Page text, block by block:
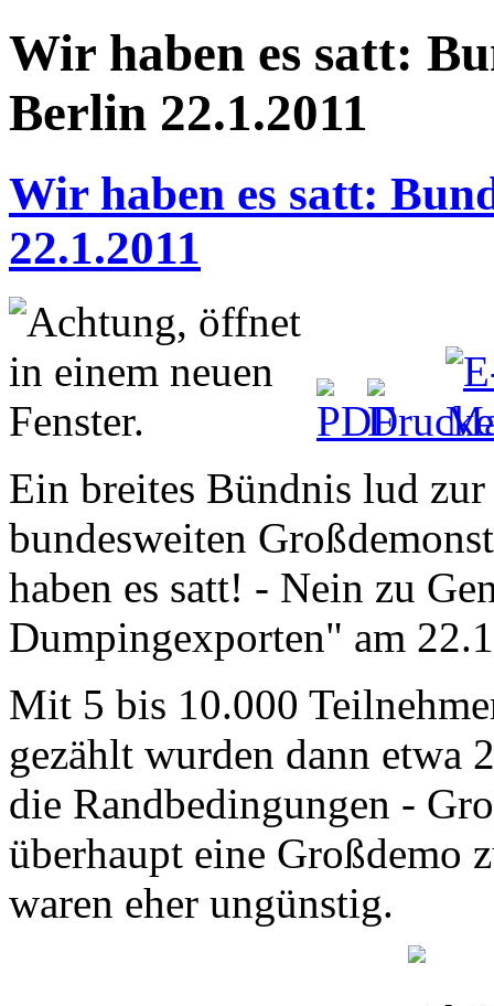
Wir haben es satt:
Berlin 22.1.2011
Wir haben es satt:
22.1.2011
Ein breites Bündnis lud
bundesweiten
haben es satt! - Nein zu
Dumpingexporten" am
Mit 5 bis 10.000
gezählt wurden dann etwa
die Randbedingungen -
überhaupt eine Großdemo
waren eher ungünstig.